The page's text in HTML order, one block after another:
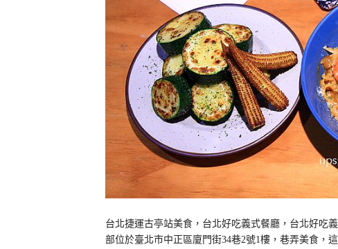
台北捷運古亭站美食，台北好吃義式餐廳，台北好吃
部位於臺北市中正區廈門街34巷2號1樓，巷弄美食，